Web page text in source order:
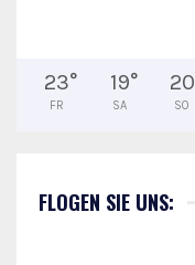
23°
FR
19°
SA
20
SO
FLOGEN SIE UNS: